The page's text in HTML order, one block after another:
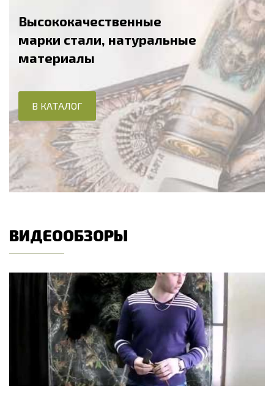
Высококачественные
марки стали, натуральные
материалы
В КАТАЛОГ
ВИДЕООБЗОРЫ